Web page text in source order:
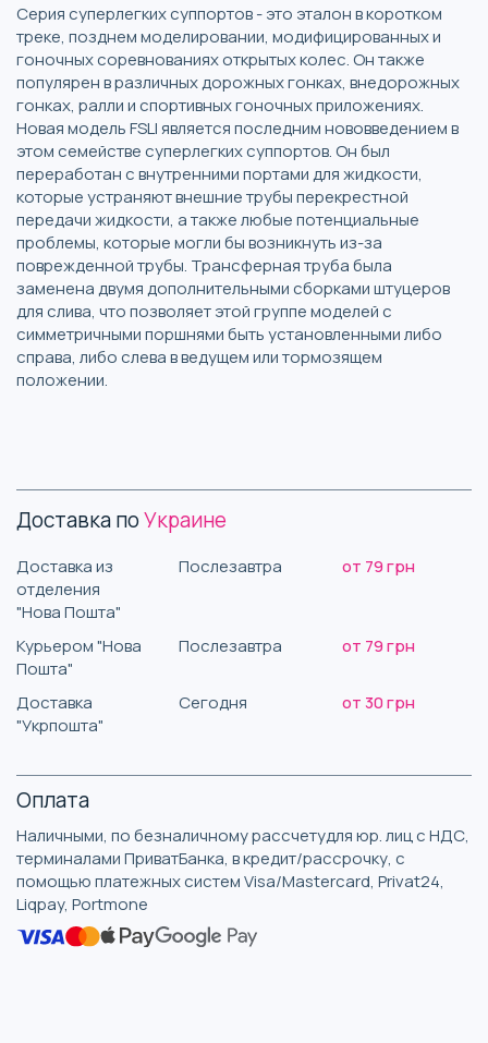
Серия суперлегких суппортов - это эталон в коротком
треке, позднем моделировании, модифицированных и
гоночных соревнованиях открытых колес. Он также
популярен в различных дорожных гонках, внедорожных
гонках, ралли и спортивных гоночных приложениях.
Новая модель FSLI является последним нововведением в
этом семействе суперлегких суппортов. Он был
переработан с внутренними портами для жидкости,
которые устраняют внешние трубы перекрестной
передачи жидкости, а также любые потенциальные
проблемы, которые могли бы возникнуть из-за
поврежденной трубы. Трансферная труба была
заменена двумя дополнительными сборками штуцеров
для слива, что позволяет этой группе моделей с
симметричными поршнями быть установленными либо
справа, либо слева в ведущем или тормозящем
положении.
Доставка поУкраине
Доставка из
отделения
"Нова Пошта"
Послезавтра от 79 грн
Курьером "Нова
Пошта"
Послезавтра от 79 грн
Доставка
"Укрпошта"
Сегодня от 30 грн
Оплата
Наличными, по безналичному рассчетудля юр. лиц с НДС,
терминалами ПриватБанка, в кредит/рассрочку, с
помощью платежных систем Visa/Mastercard, Privat24,
Liqpay, Portmone